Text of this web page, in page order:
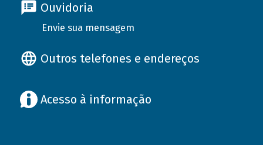
Ouvidoria
Envie sua mensagem
Outros telefones e endereços
Acesso à informação